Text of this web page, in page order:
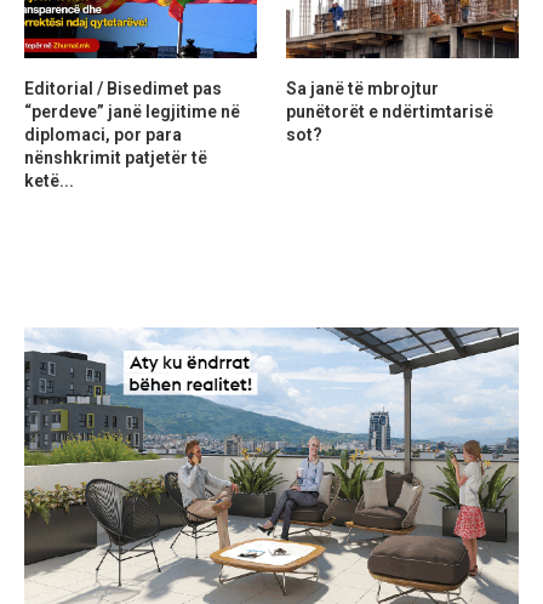
Editorial / Bisedimet pas
“perdeve” janë legjitime në
diplomaci, por para
nënshkrimit patjetër të
ketë...
Sa janë të mbrojtur
punëtorët e ndërtimtarisë
sot?